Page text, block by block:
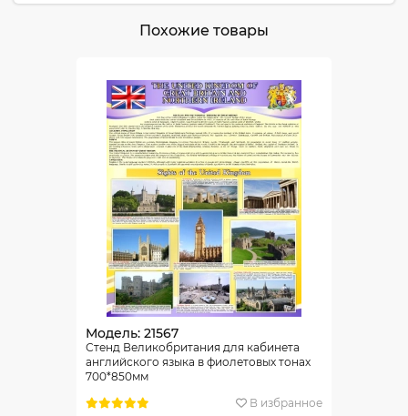
Похожие товары
Модель: 21567
Стенд Великобритания для кабинета
английского языка в фиолетовых тонах
700*850мм
В избранное